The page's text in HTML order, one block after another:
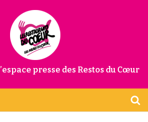
presse des Restos du Cœur